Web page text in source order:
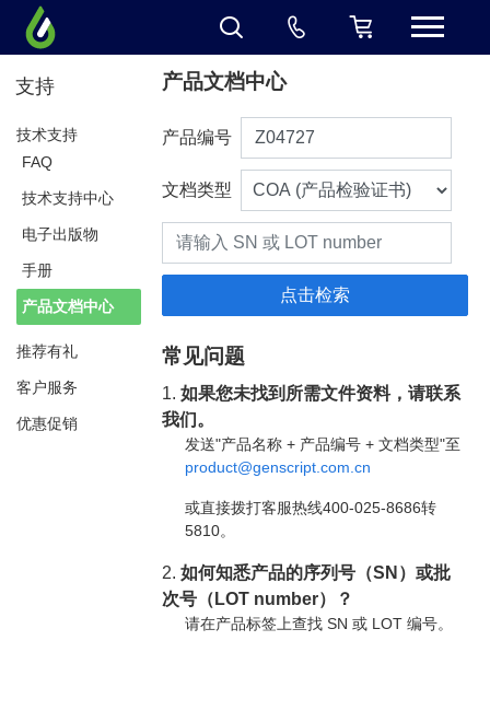
支持
技术支持
FAQ
技术支持中心
电子出版物
手册
产品文档中心
推荐有礼
客户服务
优惠促销
产品文档中心
产品编号
文档类型
常见问题
1.如果您未找到所需文件资料，请联系
我们。
发送"产品名称 + 产品编号 + 文档类型"至
product@genscript.com.cn
或直接拨打客服热线400-025-8686转
5810。
2.如何知悉产品的序列号（SN）或批
次号（LOT number）？
请在产品标签上查找 SN 或 LOT 编号。